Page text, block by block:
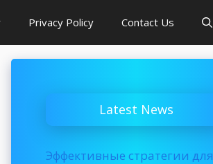
Privacy Policy Contact Us
Latest News
Эффективные стратегии для